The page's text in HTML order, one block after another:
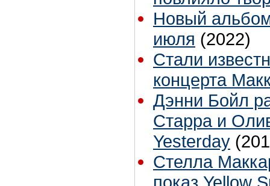
Новый
июля (2022)
Стали
концерта
Дэнни Бойл
Старра и
Yesterday
Стелла
показ Yellow